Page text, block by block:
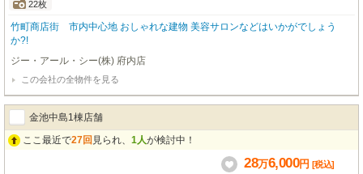
22枚
竹町商店街 市内中心地 おしゃれな建物 美容サロンなどはいかがでしょう
か?!
ジー・アール・シー(株) 府内店
この会社の全物件を見る
金池中島1棟店舗
ここ最近で27回 見られ、 1人が検討中！
28万6,000円 [税込]